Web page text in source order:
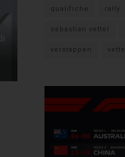
qualifiche rally
sebastian vettel
verstappen vettel